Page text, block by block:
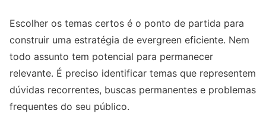
Escolher os temas certos é o ponto de partida para
construir uma estratégia de evergreen eficiente. Nem
todo assunto tem potencial para permanecer
relevante. É preciso identificar temas que representem
dúvidas recorrentes, buscas permanentes e problemas
frequentes do seu público.